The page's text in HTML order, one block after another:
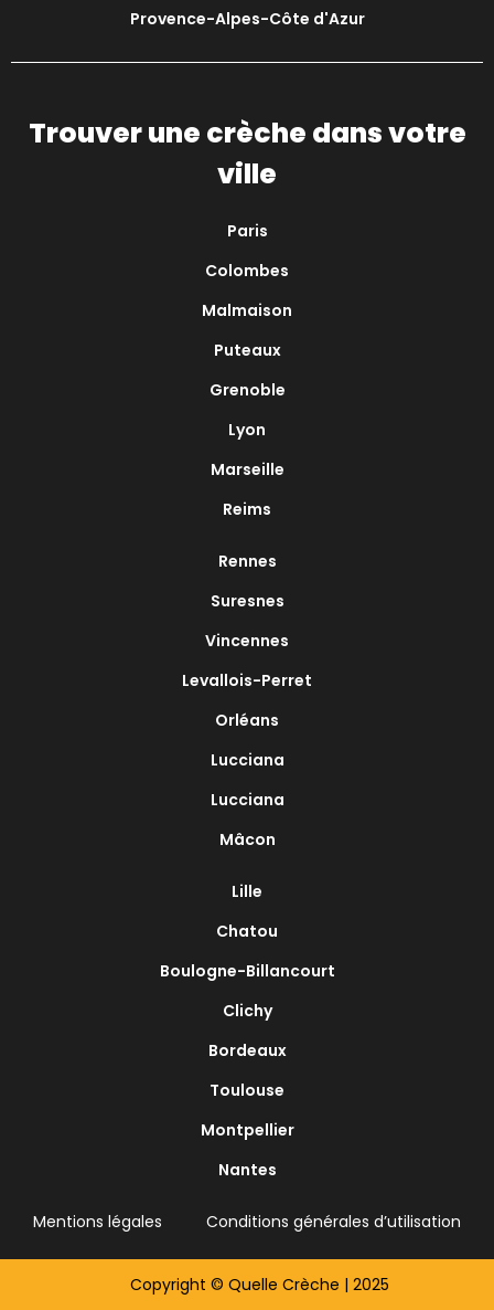
Provence-Alpes-Côte d'Azur
Trouver une crèche dans votre
ville
Paris
Colombes
Malmaison
Puteaux
Grenoble
Lyon
Marseille
Reims
Rennes
Suresnes
Vincennes
Levallois-Perret
Orléans
Lucciana
Lucciana
Mâcon
Lille
Chatou
Boulogne-Billancourt
Clichy
Bordeaux
Toulouse
Montpellier
Nantes
Mentions légales Conditions générales d’utilisation
Copyright © Quelle Crèche | 2025